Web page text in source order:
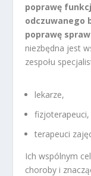
poprawę
odczuwanego
poprawę
niezbędna jest
zespołu
lekarze,
fizjoterapeuci,
terapeuci
Ich wspólnym
choroby i